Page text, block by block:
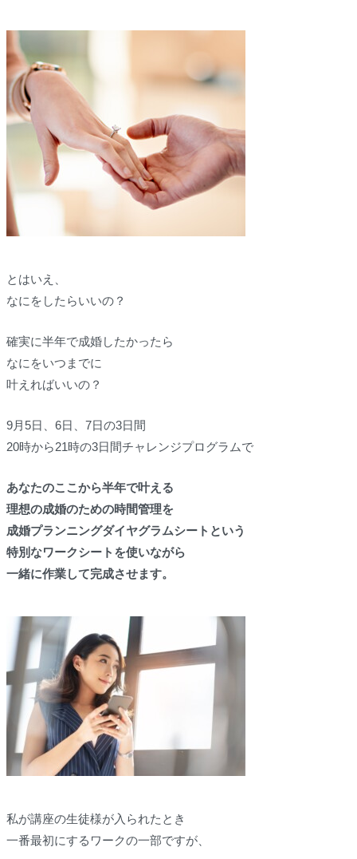
とはいえ、
なにをしたらいいの？
確実に半年で成婚したかったら
なにをいつまでに
叶えればいいの？
9月5日、6日、7日の3日間
20時から21時の3日間チャレンジプログラムで
あなたのここから半年で叶える
理想の成婚のための時間管理を
成婚プランニングダイヤグラムシートという
特別なワークシートを使いながら
一緒に作業して完成させます。
私が講座の生徒様が入られたとき
一番最初にするワークの一部ですが、